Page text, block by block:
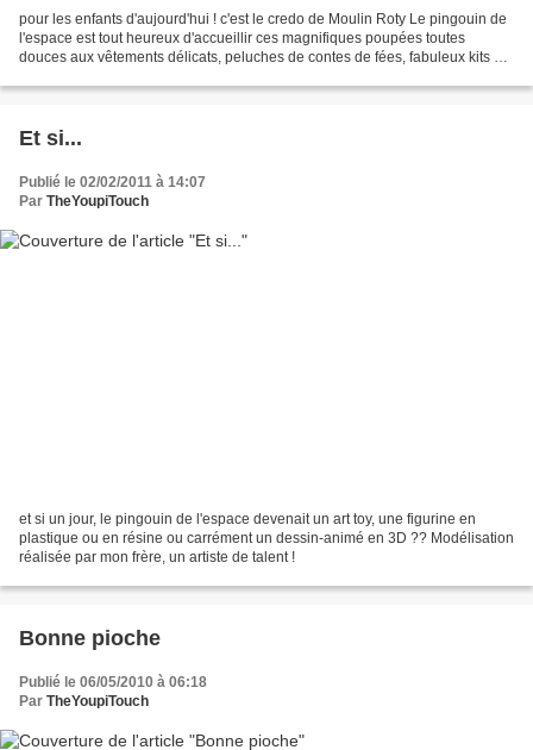
pour les enfants d'aujourd'hui ! c'est le credo de Moulin Roty Le pingouin de
l'espace est tout heureux d'accueillir ces magnifiques poupées toutes
douces aux vêtements délicats, peluches de contes de fées, fabuleux kits à
Et si...
Publié le 02/02/2011 à 14:07
Par TheYoupiTouch
et si un jour, le pingouin de l'espace devenait un art toy, une figurine en
plastique ou en résine ou carrément un dessin-animé en 3D ?? Modélisation
réalisée par mon frère, un artiste de talent !
Bonne pioche
Publié le 06/05/2010 à 06:18
Par TheYoupiTouch